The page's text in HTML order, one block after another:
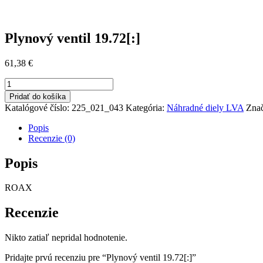
Plynový ventil 19.72[:]
61,38 €
množstvo
Plynový
ventil
19.72[:]
Pridať do košíka
Katalógové číslo: 225_021_043 Kategória: Náhradné diely LVA
Popis
Recenzie (0)
Popis
ROAX
Recenzie
Nikto zatiaľ nepridal hodnotenie.
Pridajte prvú recenziu pre “Plynový ventil 19.72[:]”